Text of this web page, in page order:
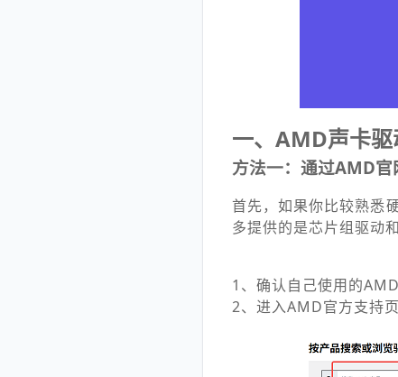
一、AMD声卡
方法一：通过AMD官
首先，如果你比较熟悉
多提供的是芯片组驱动
1、确认自己使用的
2、进入AMD官方支持